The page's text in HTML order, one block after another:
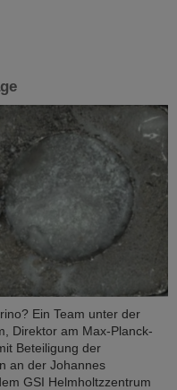
Ein Team unter der
Direktor am Max-Planck-
Beteiligung der
an der Johannes
GSI Helmholtzzentrum